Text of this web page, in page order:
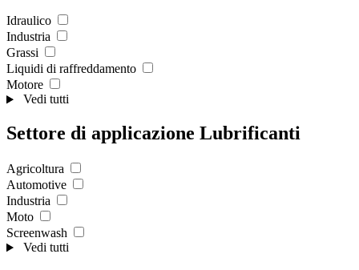
Idraulico
Industria
Grassi
Liquidi di raffreddamento
Motore
Vedi tutti
Settore di applicazione Lubrificanti
Agricoltura
Automotive
Industria
Moto
Screenwash
Vedi tutti